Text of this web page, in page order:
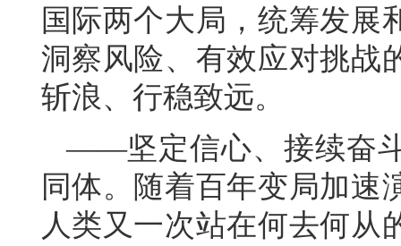
国际两个大局，统筹发展
洞察风险、有效应对挑战
斩浪、行稳致远。
——坚定信心、接续奋
同体。随着百年变局加速
人类又一次站在何去何从